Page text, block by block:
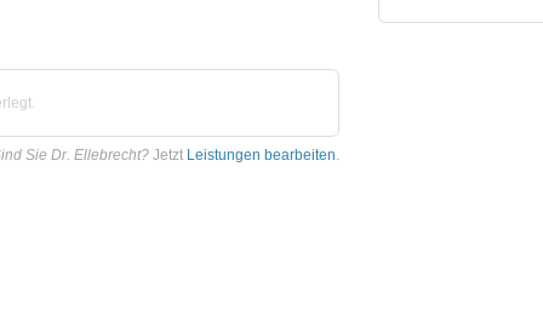
Sie Dr. Ellebrecht? Jetzt Leistungen bearbeiten.